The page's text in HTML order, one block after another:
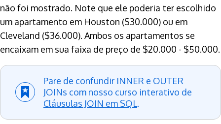
não foi mostrado. Note que ele poderia ter escolhido
um apartamento em Houston ($30.000) ou em
Cleveland ($36.000). Ambos os apartamentos se
encaixam em sua faixa de preço de $20.000 - $50.000.
Pare de confundir INNER e OUTER
JOINs com nosso curso interativo de
Cláusulas JOIN em SQL.